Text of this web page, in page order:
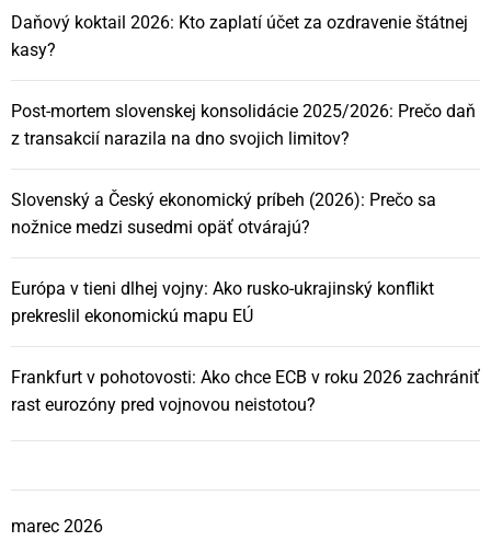
Daňový koktail 2026: Kto zaplatí účet za ozdravenie štátnej
kasy?
Post-mortem slovenskej konsolidácie 2025/2026: Prečo daň
z transakcií narazila na dno svojich limitov?
Slovenský a Český ekonomický príbeh (2026): Prečo sa
nožnice medzi susedmi opäť otvárajú?
Európa v tieni dlhej vojny: Ako rusko-ukrajinský konflikt
prekreslil ekonomickú mapu EÚ
Frankfurt v pohotovosti: Ako chce ECB v roku 2026 zachrániť
rast eurozóny pred vojnovou neistotou?
marec 2026